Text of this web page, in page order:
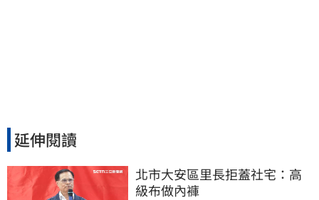
延伸閱讀
北市大安區里長拒蓋社宅：高
級布做內褲